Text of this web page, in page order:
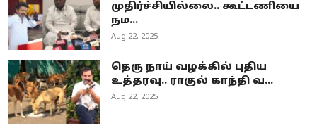
முதிர்ச்சியில்லை.. கூட்டணியை
நம...
Aug 22, 2025
தெரு நாய் வழக்கில் புதிய
உத்தரவு.. ராகுல் காந்தி வ...
Aug 22, 2025